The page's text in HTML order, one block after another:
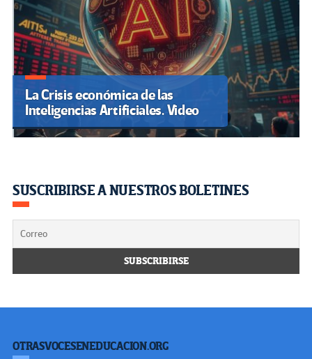
La Crisis económica de las
Inteligencias Artificiales. Video
SUSCRIBIRSE A NUESTROS BOLETINES
OTRASVOCESENEDUCACION.ORG